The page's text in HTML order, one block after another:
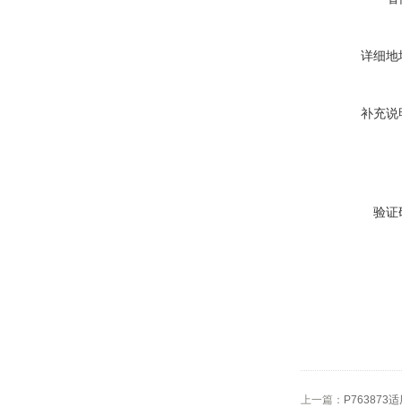
详细地
补充说
验证
上一篇： P763873